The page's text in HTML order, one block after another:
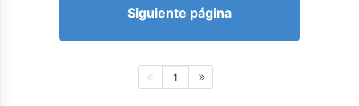
Siguiente página
1